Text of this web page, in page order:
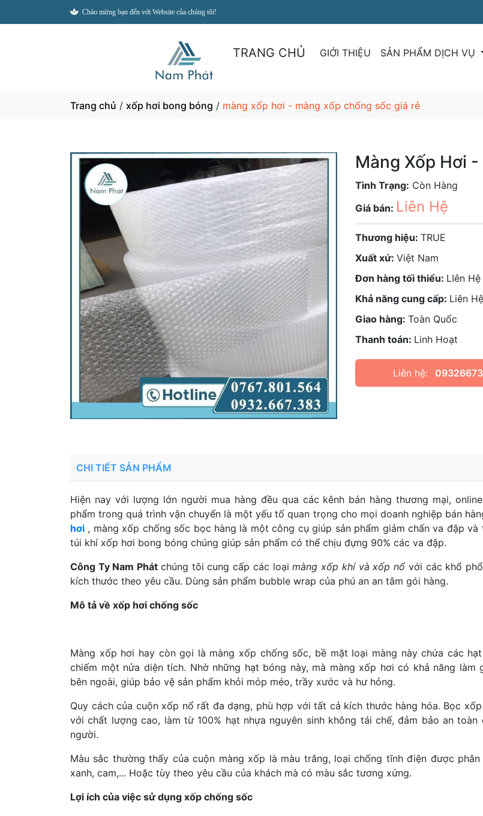
Chào mừng bạn đến với Website của chúng tôi!
TRANG CHỦ GIỚI THIỆU SẢN PHẨM DỊCH VỤ
Trang chủ / xốp hơi bong bóng / màng xốp hơi - màng xốp chống sốc giá rẻ
Màng Xốp Hơi
Tình Trạng: Còn Hàng
Giá bán: Liên Hệ
Thương hiệu: TRUE
Xuất xứ: Việt Nam
Đơn hàng tối thiểu: LIên Hệ
Khả năng cung cấp: Liên Hệ
Giao hàng: Toàn Quốc
Thanh toán: Linh Hoạt
Liên hệ:
CHI TIẾT SẢN PHẨM
Hiện nay với lượng lớn người mua hàng đều qua các kênh bán hàng thương mại,
phẩm trong quá trình vận chuyển là một yếu tố quan trọng cho mọi doanh nghiệp bán
hơi , màng xốp chống sốc bọc hàng là một công cụ giúp sản phẩm giảm chấn va đập và
túi khí xốp hơi bong bóng chúng giúp sản phẩm có thể chịu đựng 90% các va đập.
Công Ty Nam Phát chúng tôi cung cấp các loạimàng xốp khí và xốp nổ với các khổ
kích thước theo yêu cầu. Dùng sản phẩm bubble wrap của phú an an tâm gói hàng.
Mô tả về xốp hơi chống sốc
Màng xốp hơi hay còn gọi là màng xốp chống sốc, bề mặt loại màng này chứa các
chiếm một nửa diện tích. Nhờ những hạt bóng này, mà màng xốp hơi có khả năng làm
bên ngoài, giúp bảo vệ sản phẩm khỏi móp méo, trầy xước và hư hỏng.
Quy cách của cuộn xốp nổ rất đa dạng, phù hợp với tất cả kích thước hàng hóa. Bọc
với chất lượng cao, làm từ 100% hạt nhựa nguyên sinh không tái chế, đảm bảo an
người.
Màu sắc thường thấy của cuộn màng xốp là màu trắng, loại chống tĩnh điện được
xanh, cam,... Hoặc tùy theo yêu cầu của khách mà có màu sắc tương xứng.
Lợi ích của việc sử dụng xốp chống sốc